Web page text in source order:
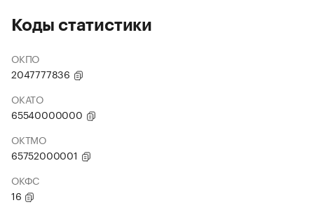
Коды статистики
ОКПО
2047777836
ОКАТО
65540000000
ОКТМО
65752000001
ОКФС
16